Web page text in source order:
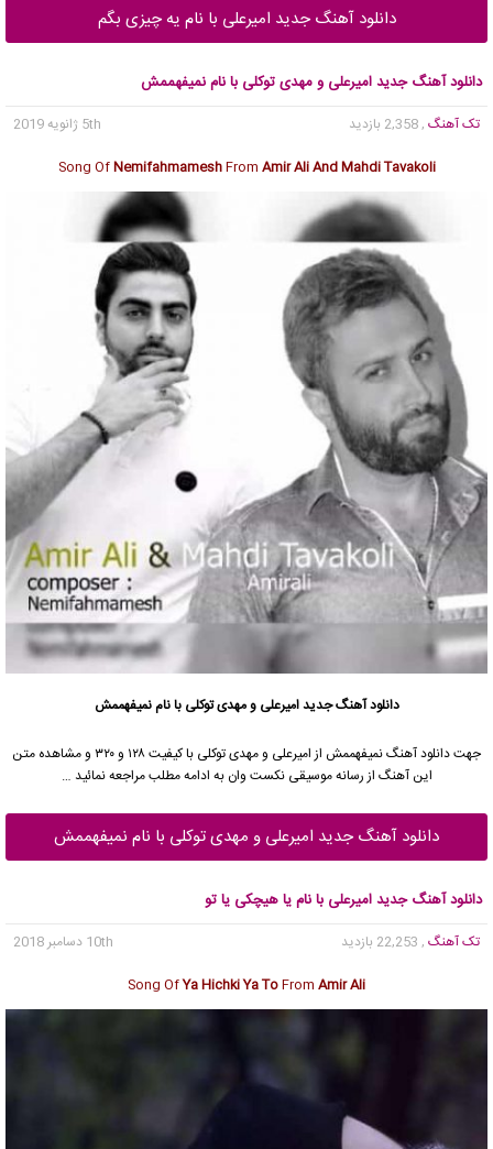
دانلود آهنگ جدید امیرعلی با نام یه چیزی بگم
دانلود آهنگ جدید امیرعلی و مهدی توکلی با نام نمیفهممش
تک آهنگ , 2,358 بازدید
5th ژانویه 2019
Song OfNemifahmameshFrom Amir Ali And Mahdi Tavakoli
دانلود آهنگ جدیدامیرعلی و مهدی توکلی با نام نمیفهممش
جهت دانلود آهنگ نمیفهممش از امیرعلی
و مهدی توکلی با کیفیت ۱۲۸ و ۳۲۰ و مشاهده متن
این آهنگ از رسانه موسیقی نکست وان به ادامه مطلب مراجعه نمائید …
دانلود آهنگ جدید امیرعلی و مهدی توکلی با نام نمیفهممش
دانلود آهنگ جدید امیرعلی با نام یا هیچکی یا تو
تک آهنگ , 22,253 بازدید
10th دسامبر 2018
Song OfYa Hichki Ya ToFrom Amir Ali